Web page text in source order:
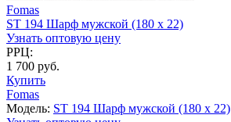
Fomas
ST 194 Шарф мужской (180 x 22)
Узнать оптовую цену
РРЦ:
1 700 руб.
Купить
Fomas
Модель: ST 194 Шарф мужской (180 x 22)